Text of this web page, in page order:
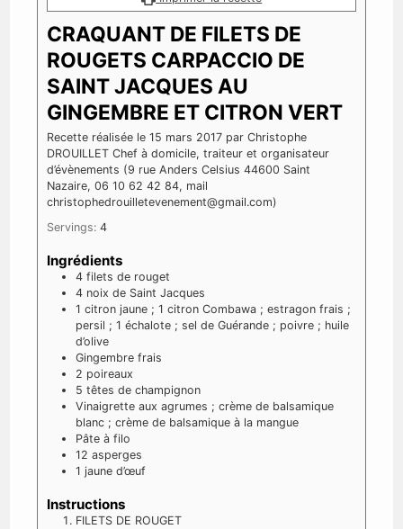
CRAQUANT DE FILETS DE
ROUGETS CARPACCIO DE
SAINT JACQUES AU
GINGEMBRE ET CITRON VERT
Recette réalisée le 15 mars 2017 par Christophe
DROUILLET Chef à domicile, traiteur et organisateur
d’évènements (9 rue Anders Celsius 44600 Saint
Nazaire, 06 10 62 42 84, mail
christophedrouilletevenement@gmail.com)
Servings:4
Ingrédients
4 filets de rouget
4 noix de Saint Jacques
1 citron jaune ; 1 citron Combawa ; estragon frais ;
persil ; 1 échalote ; sel de Guérande ; poivre ; huile
d’olive
Gingembre frais
2 poireaux
5 têtes de champignon
Vinaigrette aux agrumes ; crème de balsamique
blanc ; crème de balsamique à la mangue
Pâte à filo
12 asperges
1 jaune d’œuf
Instructions
FILETS DE ROUGET